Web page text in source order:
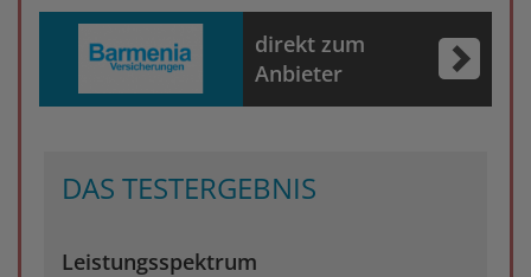
direkt zum
Anbieter
DAS TESTERGEBNIS
Leistungsspektrum